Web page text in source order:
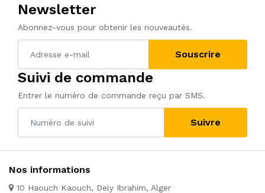
Newsletter
Abonnez-vous pour obtenir les nouveautés.
Souscrire
Suivi de commande
Entrer le numéro de commande reçu par SMS.
Suivre
Nos informations
10 Haouch Kaouch, Dely Ibrahim, Alger